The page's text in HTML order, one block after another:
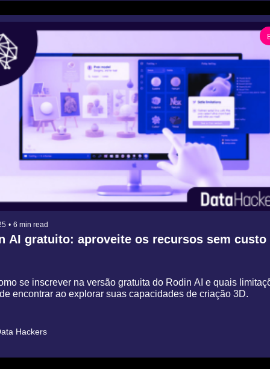
• 6 min read
AI gratuito: aproveite os recursos sem custo
se inscrever na versão gratuita do Rodin AI e quais
encontrar ao explorar suas capacidades de criação 3D.
Hackers